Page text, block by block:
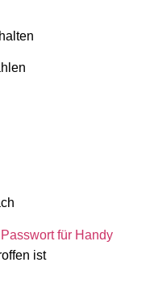
Passwort für Handy
ist